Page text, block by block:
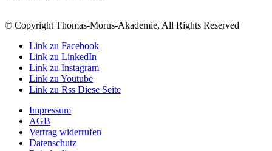
© Copyright Thomas-Morus-Akademie, All Rights Reserved
Link zu Facebook
Link zu LinkedIn
Link zu Instagram
Link zu Youtube
Link zu Rss Diese Seite
Impressum
AGB
Vertrag widerrufen
Datenschutz